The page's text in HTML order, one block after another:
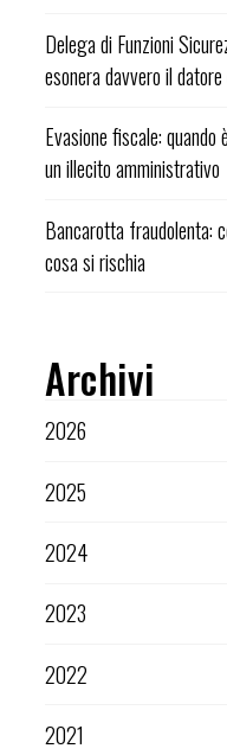
Delega di Funzioni
esonera davvero il
Evasione fiscale:
un illecito amministrativo
Bancarotta fraudolenta:
cosa si rischia
Archivi
2026
2025
2024
2023
2022
2021